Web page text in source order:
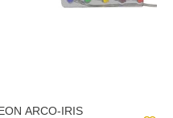
ARCO-IRIS